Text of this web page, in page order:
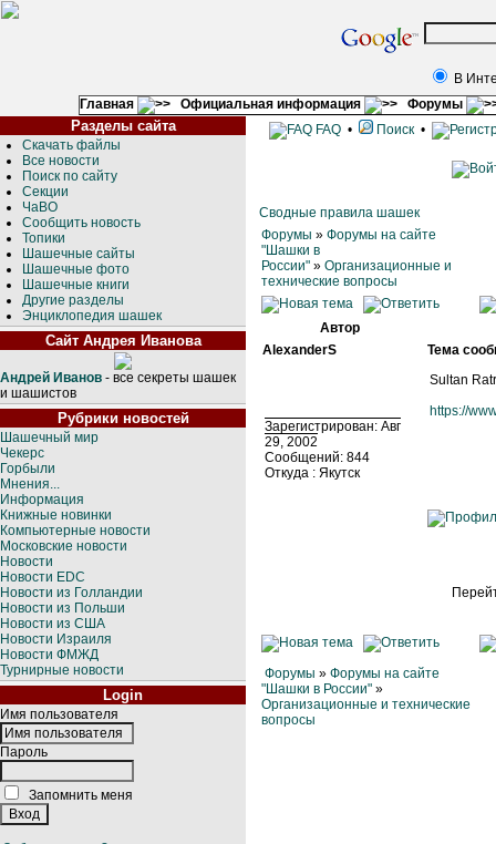
В
Главная
Официальная информация Форумы
Разделы сайта
Скачать файлы
Все новости
Поиск по сайту
Секции
ЧаВО
Сообщить новость
Топики
Шашечные сайты
Шашечные фото
Шашечные книги
Другие разделы
Энциклопедия шашек
Сайт Андрея Иванова
Андрей Иванов - все секреты шашек
и шашистов
Рубрики новостей
Шашечный мир
Чекерс
Горбыли
Мнения...
Информация
Книжные новинки
Компьютерные новости
Московские новости
Новости
Новости EDC
Новости из Голландии
Новости из Польши
Новости из США
Новости Израиля
Новости ФМЖД
Турнирные новости
Login
Имя пользователя
Пароль
Запомнить меня
FAQ • Поиск •
Сводные правила шашек
Форумы » Форумы на сайте
"Шашки в
России" » Организационные и
технические вопросы
Автор
AlexanderS
Тема
Зарегистрирован: Авг
29, 2002
Сообщений: 844
Откуда : Якутск
Sultan
https://
Форумы » Форумы на сайте
"Шашки в России" »
Организационные и технические
вопросы